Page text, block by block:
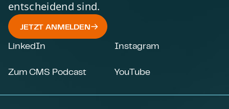
entscheidend sind.
JETZT ANMELDEN
LinkedIn Instagram
Zum CMS Podcast YouTube